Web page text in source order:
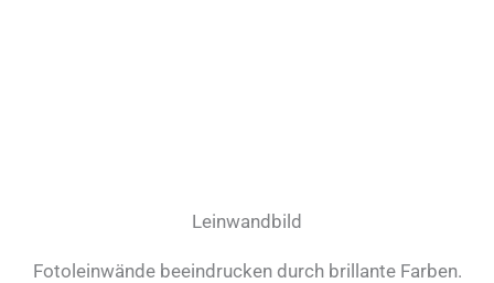
Leinwandbild
Fotoleinwände beeindrucken durch brillante Farben.